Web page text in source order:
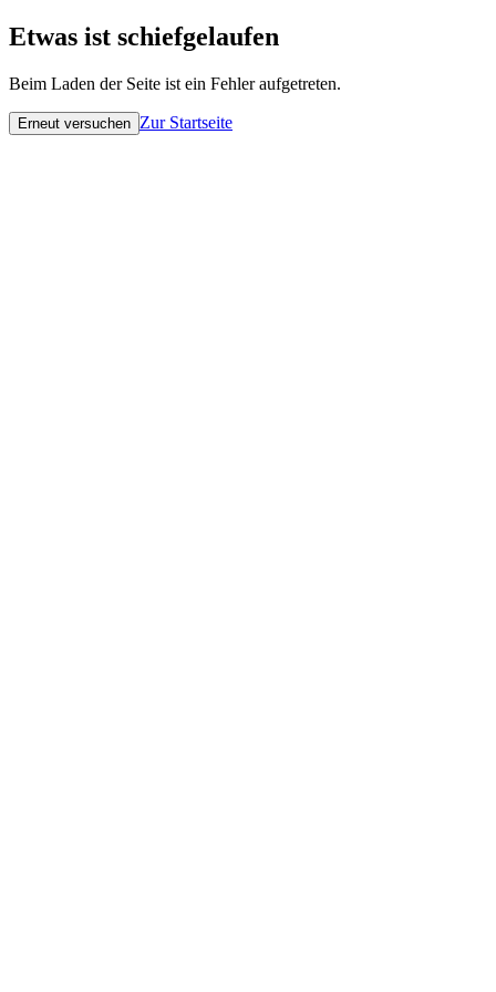
Etwas ist schiefgelaufen
Beim Laden der Seite ist ein Fehler aufgetreten.
Erneut versuchen Zur Startseite